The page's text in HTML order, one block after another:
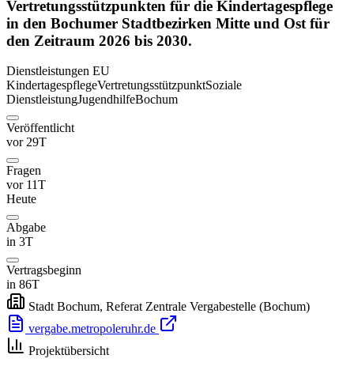
Vertretungsstützpunkten für die Kindertagespflege
in den Bochumer Stadtbezirken Mitte und Ost für
den Zeitraum 2026 bis 2030.
Dienstleistungen EU
KindertagespflegeVertretungsstützpunktSoziale
DienstleistungJugendhilfeBochum
Veröffentlicht
vor 29T
Fragen
vor 11T
Heute
Abgabe
in 3T
Vertragsbeginn
in 86T
Stadt Bochum, Referat Zentrale Vergabestelle (Bochum)
vergabe.metropoleruhr.de
Projektübersicht